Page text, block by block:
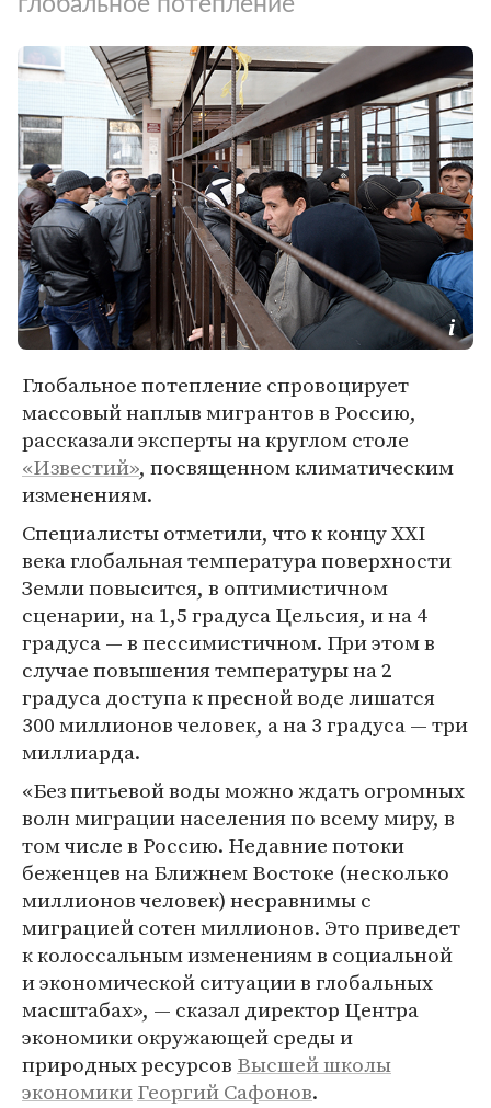
Глобальное потепление спровоцирует
массовый наплыв мигрантов в Россию,
рассказали эксперты на круглом столе
«Известий», посвященном климатическим
изменениям.
Специалисты отметили, что к концу XXI
века глобальная температура поверхности
Земли повысится, в оптимистичном
сценарии, на 1,5 градуса Цельсия, и на 4
градуса — в пессимистичном. При этом в
случае повышения температуры на 2
градуса доступа к пресной воде лишатся
300 миллионов человек, а на 3 градуса — три
миллиарда.
«Без питьевой воды можно ждать огромных
волн миграции населения по всему миру, в
том числе в Россию. Недавние потоки
беженцев на Ближнем Востоке (несколько
миллионов человек) несравнимы с
миграцией сотен миллионов. Это приведет
к колоссальным изменениям в социальной
и экономической ситуации в глобальных
масштабах», — сказал директор Центра
экономики окружающей среды и
природных ресурсов Высшей школы
экономикиГеоргий Сафонов.